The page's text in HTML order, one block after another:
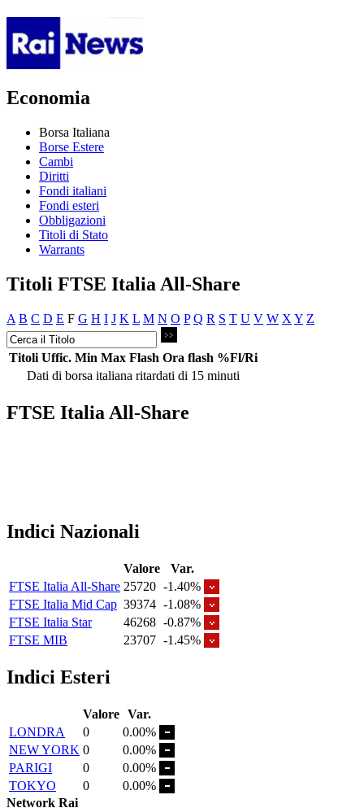
Economia
Borsa Italiana
Borse Estere
Cambi
Diritti
Fondi italiani
Fondi esteri
Obbligazioni
Titoli di Stato
Warrants
Titoli FTSE Italia All-Share
A B C D E F G H I J K L M N O P Q R S T U V W X Y Z
Titoli Uffic. Min Max Flash Ora flash %Fl/Ri
Dati di borsa italiana ritardati di 15 minuti
FTSE Italia All-Share
Indici Nazionali
Valore
Var.
FTSE Italia All-Share 25720 -1.40%
FTSE Italia Mid Cap 39374 -1.08%
FTSE Italia Star
46268 -0.87%
FTSE MIB
23707 -1.45%
Indici Esteri
Valore Var.
LONDRA
0
0.00%
NEW YORK 0
0.00%
PARIGI
0
0.00%
TOKYO
0
0.00%
Network Rai